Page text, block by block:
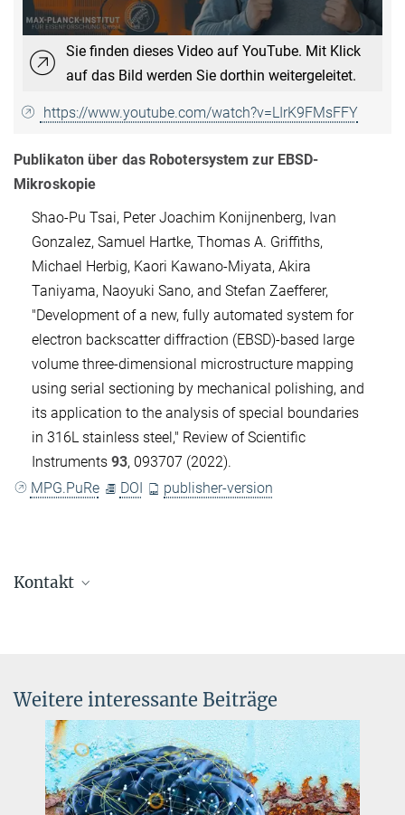
Sie finden dieses Video auf YouTube. Mit Klick
auf das Bild werden Sie dorthin weitergeleitet.
https://www.youtube.com/watch?v=LIrK9FMsFFY
Publikaton über das Robotersystem zur EBSD-
Mikroskopie
Shao-Pu Tsai, Peter Joachim Konijnenberg, Ivan
Gonzalez, Samuel Hartke, Thomas A. Griffiths,
Michael Herbig, Kaori Kawano-Miyata, Akira
Taniyama, Naoyuki Sano, and Stefan Zaefferer,
"Development of a new, fully automated system for
electron backscatter diffraction (EBSD)-based large
volume three-dimensional microstructure mapping
using serial sectioning by mechanical polishing, and
its application to the analysis of special boundaries
in 316L stainless steel," Review of Scientific
Instruments 93, 093707 (2022).
MPG.PuRe
DOI publisher-version
Kontakt
zaefferer@...
Weitere interessante Beiträge